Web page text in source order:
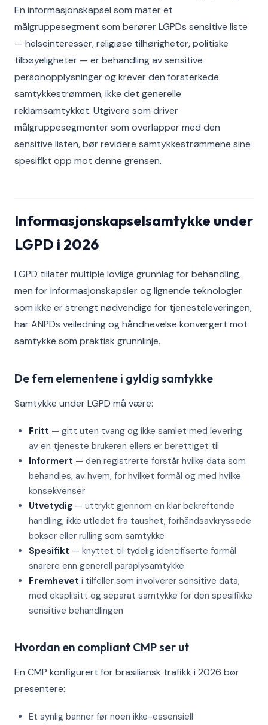
En informasjonskapsel som mater et
målgruppesegment som berører LGPDs sensitive liste
— helseinteresser, religiøse tilhørigheter, politiske
tilbøyeligheter — er behandling av sensitive
personopplysninger og krever den forsterkede
samtykkestrømmen, ikke det generelle
reklamsamtykket. Utgivere som driver
målgruppesegmenter som overlapper med den
sensitive listen, bør revidere samtykkestrømmene sine
spesifikt opp mot denne grensen.
Informasjonskapselsamtykke under
LGPD i 2026
LGPD tillater multiple lovlige grunnlag for behandling,
men for informasjonskapsler og lignende teknologier
som ikke er strengt nødvendige for tjenesteleveringen,
har ANPDs veiledning og håndhevelse konvergert mot
samtykke som praktisk grunnlinje.
De fem elementene i gyldig samtykke
Samtykke under LGPD må være:
Fritt — gitt uten tvang og ikke samlet med levering
av en tjeneste brukeren ellers er berettiget til
Informert — den registrerte forstår hvilke data som
behandles, av hvem, for hvilket formål og med hvilke
konsekvenser
Utvetydig — uttrykt gjennom en klar bekreftende
handling, ikke utledet fra taushet, forhåndsavkryssede
bokser eller rulling som samtykke
Spesifikt — knyttet til tydelig identifiserte formål
snarere enn generell paraplysamtykke
Fremhevet i tilfeller som involverer sensitive data,
med eksplisitt og separat samtykke for den spesifikke
sensitive behandlingen
Hvordan en compliant CMP ser ut
En CMP konfigurert for brasiliansk trafikk i 2026 bør
presentere:
Et synlig banner før noen ikke-essensiell